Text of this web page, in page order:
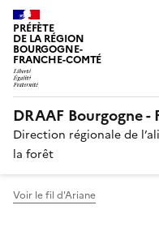
PRÉFÈTE
DE LA RÉGION
BOURGOGNE-
FRANCHE-COMTÉ
DRAAF Bourgogne
Direction régionale de
la forêt
Voir le fil d'Ariane